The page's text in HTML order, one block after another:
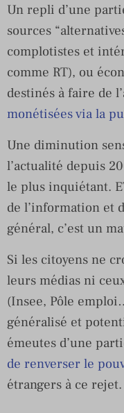
Un repli d’une
sources
complotistes et
comme RT), ou
destinés à faire de
monétisées via la
Une diminution
l’actualité depuis
le plus inquiétant.
de l’information et
général, c’est un
Si les citoyens ne
leurs médias ni
(Insee, Pôle
généralisé et
émeutes d’une
de renverser le
étrangers à ce rejet.